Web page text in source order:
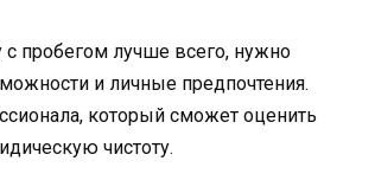
пробегом лучше всего, нужно
и личные предпочтения.
который сможет оценить
чистоту.